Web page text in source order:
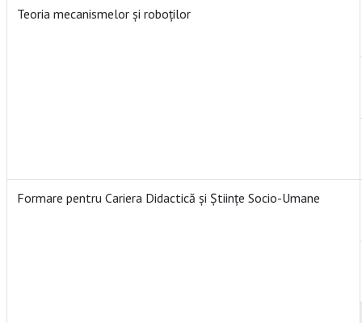
Teoria mecanismelor și roboților
Formare pentru Cariera Didactică şi Ştiinţe Socio-Umane